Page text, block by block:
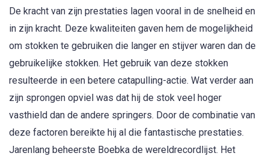
De kracht van zijn prestaties lagen vooral in de snelheid en
in zijn kracht. Deze kwaliteiten gaven hem de mogelijkheid
om stokken te gebruiken die langer en stijver waren dan de
gebruikelijke stokken. Het gebruik van deze stokken
resulteerde in een betere catapulling-actie. Wat verder aan
zijn sprongen opviel was dat hij de stok veel hoger
vasthield dan de andere springers. Door de combinatie van
deze factoren bereikte hij al die fantastische prestaties.
Jarenlang beheerste Boebka de wereldrecordlijst. Het